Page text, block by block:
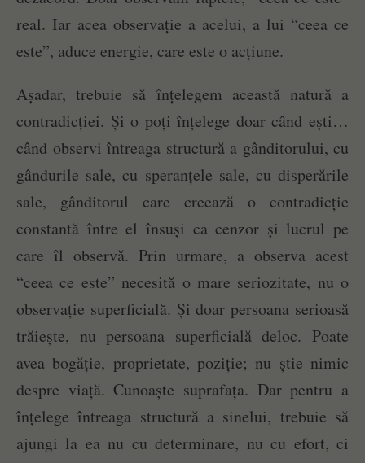
real. Iar acea observație a acelui, a lui “ceea ce
este”, aduce energie, care este o acțiune.
Așadar, trebuie să înțelegem această natură a
contradicției. Și o poți înțelege doar când ești…
când observi întreaga structură a gânditorului, cu
gândurile sale, cu speranțele sale, cu disperările
sale, gânditorul care creează o contradicție
constantă între el însuși ca cenzor și lucrul pe
care îl observă. Prin urmare, a observa acest
“ceea ce este” necesită o mare seriozitate, nu o
observație superficială. Și doar persoana serioasă
trăiește, nu persoana superficială deloc. Poate
avea bogăție, proprietate, poziție; nu știe nimic
despre viață. Cunoaște suprafața. Dar pentru a
înțelege întreaga structură a sinelui, trebuie să
ajungi la ea nu cu determinare, nu cu efort, ci